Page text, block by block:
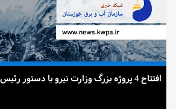
افتتاح 4 پروژه بزرگ وزارت نیرو با دستور رئیس جمهور